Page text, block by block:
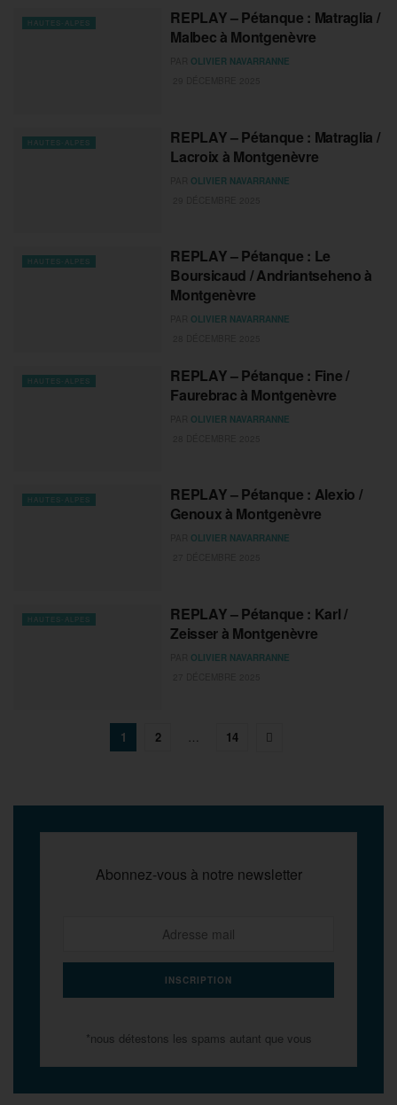
HAUTES-ALPES
REPLAY – Pétanque : Matraglia /
Malbec à Montgenèvre
OLIVIER NAVARRANNE
HAUTES-ALPES
REPLAY – Pétanque : Matraglia /
Lacroix à Montgenèvre
OLIVIER NAVARRANNE
HAUTES-ALPES
REPLAY – Pétanque : Le
Boursicaud / Andriantseheno à
Montgenèvre
OLIVIER NAVARRANNE
HAUTES-ALPES
REPLAY – Pétanque : Fine /
Faurebrac à Montgenèvre
OLIVIER NAVARRANNE
HAUTES-ALPES
REPLAY – Pétanque : Alexio /
Genoux à Montgenèvre
OLIVIER NAVARRANNE
HAUTES-ALPES
REPLAY – Pétanque : Karl /
Zeisser à Montgenèvre
OLIVIER NAVARRANNE
1 2 … 14
Abonnez-vous à notre newsletter
*nous détestons les spams autant que vous